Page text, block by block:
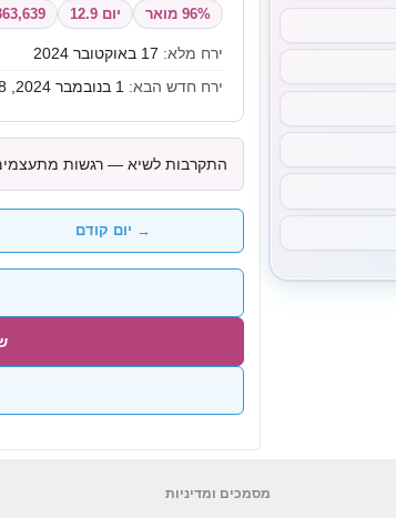
96% מואר יום 12.9 363,639
ירח מלא:
ירח חדש הבא:
התקרבות לשיא — רגשות
→ יום קודם
מסמכים ומדיניות